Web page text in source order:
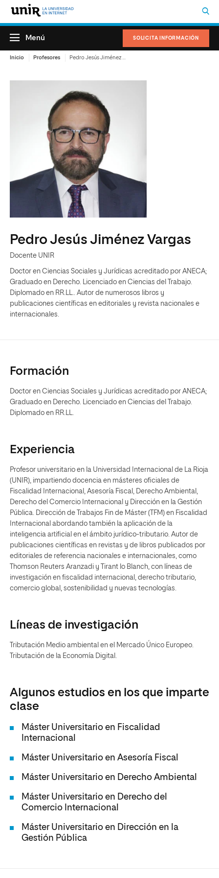
SOLICITA INFORMACIÓN
Menú
Inicio Profesores
Pedro Jesús Jiménez Vargas
Docente UNIR
Doctor en Ciencias Sociales y Jurídicas acreditado por ANECA;
Graduado en Derecho. Licenciado en Ciencias del Trabajo.
Diplomado en RR.LL.. Autor de numerosos libros y
publicaciones científicas en editoriales y revista nacionales e
internacionales.
Formación
Doctor en Ciencias Sociales y Jurídicas acreditado por ANECA;
Graduado en Derecho. Licenciado en Ciencias del Trabajo.
Diplomado en RR.LL.
Experiencia
Profesor universitario en la Universidad Internacional de La Rioja
(UNIR), impartiendo docencia en másteres oficiales de
Fiscalidad Internacional, Asesoría Fiscal, Derecho Ambiental,
Derecho del Comercio Internacional y Dirección en la Gestión
Pública. Dirección de Trabajos Fin de Máster (TFM) en Fiscalidad
Internacional abordando también la aplicación de la
inteligencia artificial en el ámbito jurídico-tributario. Autor de
publicaciones científicas en revistas y de libros publicados por
editoriales de referencia nacionales e internacionales, como
Thomson Reuters Aranzadi y Tirant lo Blanch, con líneas de
investigación en fiscalidad internacional, derecho tributario,
comercio global, sostenibilidad y nuevas tecnologías.
Líneas de investigación
Tributación Medio ambiental en el Mercado Único Europeo.
Tributación de la Economía Digital.
Algunos estudios en los que imparte
clase
Máster Universitario en Fiscalidad
Internacional
Máster Universitario en Asesoría Fiscal
Máster Universitario en Derecho Ambiental
Máster Universitario en Derecho del
Comercio Internacional
Máster Universitario en Dirección en la
Gestión Pública